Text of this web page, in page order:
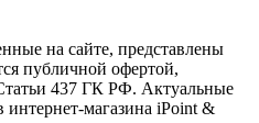
на сайте, представлены
публичной офертой,
437 ГК РФ. Актуальные
магазина iPoint &